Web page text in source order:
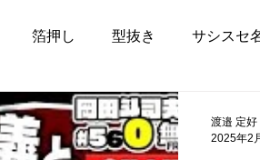
箔押し 型抜き サシスセ
ータ割引 トラブル
渡邉 定好
2025年2